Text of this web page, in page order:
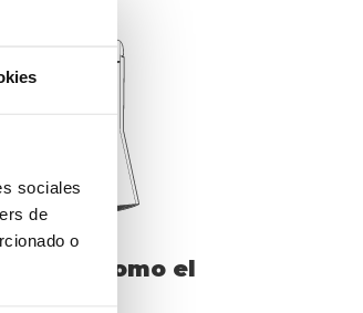
sociales
de
o
como el